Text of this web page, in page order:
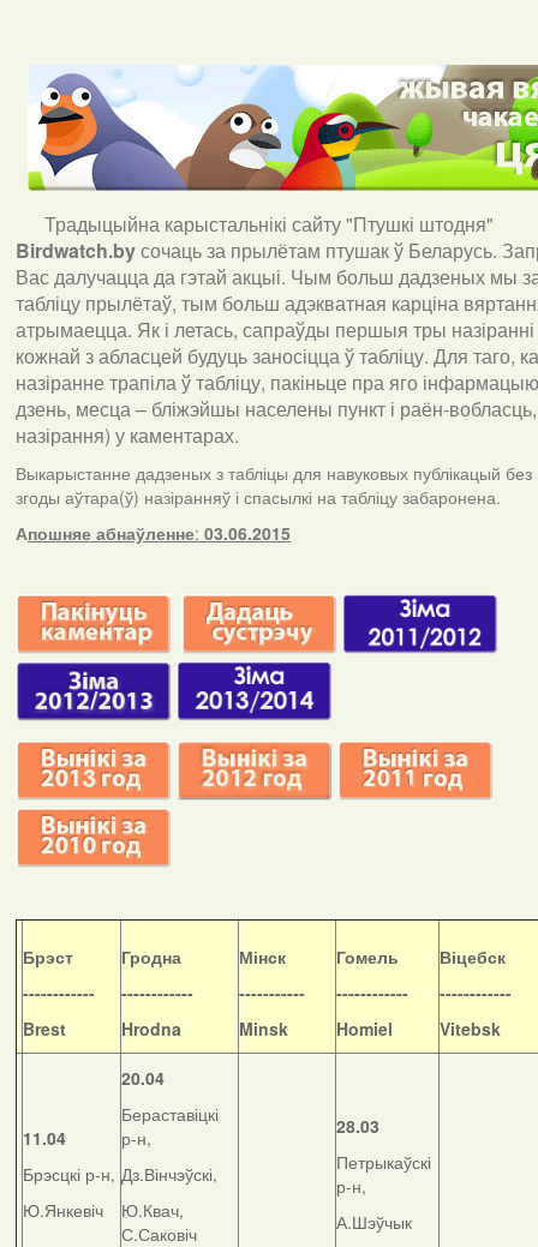
Традыцыйна карыстальнікі сайту "Птушкі штодня"
Birdwatch.byсочаць за прылётам птушак ў Беларусь.
Вас далучацца да гэтай акцыі. Чым больш дадзеных мы
табліцу прылётаў, тым больш адэкватная карціна
атрымаецца. Як і летась, сапраўды першыя тры
кожнай з абласцей будуць заносіцца ў табліцу. Для таго,
назіранне трапіла ў табліцу, пакіньце пра яго
дзень, месца – бліжэйшы населены пункт і раён-
назірання) у каментарах.
Выкарыстанне дадзеных з табліцы для навуковых публікацый без
згоды аўтара(ў) назіранняў і спасылкі на табліцу забаронена.
Апошняе абнаўленне: 03.06.2015
Брэст
------------
Brest
Гродна
------------
Hrodna
Мінск
-----------
Minsk
Гомель
------------
Homiel
Віцебск
------------
Vitebsk
11.04
Брэсцкі р-н,
Ю.Янкевіч
20.04
Бераставіцкі
р-н,
Дз.Вінчэўскі,
Ю.Квач,
С.Саковіч
28.03
Петрыкаўскі
р-н,
А.Шэўчык